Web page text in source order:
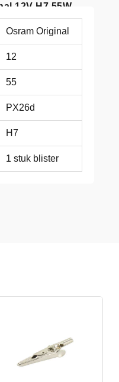
12V H7 55W
Osram Original
12
55
PX26d
H7
1 stuk blister